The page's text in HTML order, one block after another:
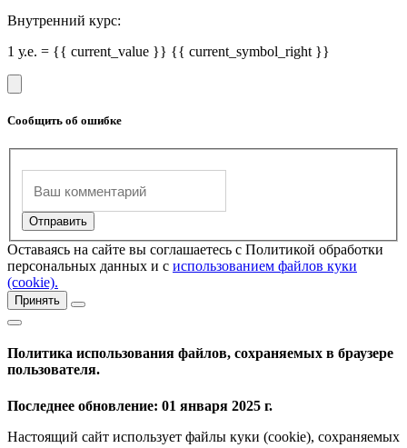
Внутренний курс:
1 у.е. = {{ current_value }} {{ current_symbol_right }}
Сообщить об ошибке
Оставаясь на сайте вы соглашаетесь с Политикой обработки
персональных данных и с использованием файлов куки
(cookie).
Принять
Политика использования файлов, сохраняемых в браузере
пользователя.
Последнее обновление: 01 января 2025 г.
Настоящий сайт использует файлы куки (cookie), сохраняемых